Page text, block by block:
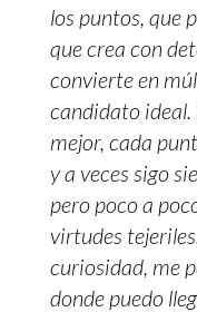
los puntos, que
que crea con
convierte en
candidato ideal.
mejor, cada
y a veces sigo
pero poco a
virtudes
curiosidad, me
donde puedo